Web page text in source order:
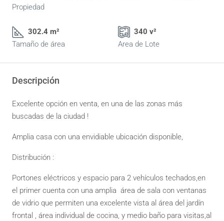
Propiedad
302.4 m²
Tamaño de área
340 v²
Area de Lote
Descripción
Excelente opción en venta, en una de las zonas más
buscadas de la ciudad !
Amplia casa con una envidiable ubicación disponible,
Distribución :
Portones eléctricos y espacio para 2 vehículos techados,en
el primer cuenta con una amplia área de sala con ventanas
de vidrio que permiten una excelente vista al área del jardín
frontal , área individual de cocina, y medio baño para visitas,al